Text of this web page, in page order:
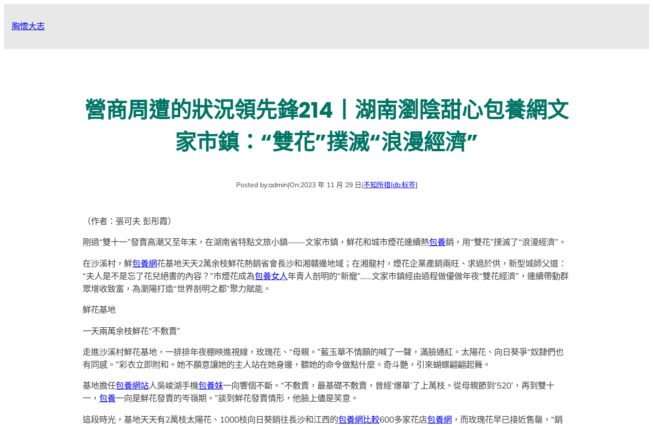
胸懷大志
營商周遭的狀況領先鋒214丨湖南瀏陰甜心包養網文
家市鎮：“雙花”撲滅“浪漫經濟”
Posted by:admin|On:2023 年 11 月 29 日|不知所措[db:标签]
（作者：張可夫 彭彤霞）
剛過“雙十一”發賣高潮又至年末，在湖南省特點文旅小鎮——文家市鎮，鮮花和城市煙花連續熱包養銷，用“雙花”撲滅了“浪漫經濟”。
在沙溪村，鮮包養網花基地天天2萬余枝鮮花熱銷省會長沙和湘贛邊地域；在湘龍村，煙花企業產銷兩旺、求過於供，新型城師父道：
“夫人是不是忘了花兒絕書的內容？”市煙花成為包養女人年青人剖明的“新寵”……文家市鎮經由過程做優做年夜“雙花經濟”，連續帶動群
眾增收致富，為瀏陽打造“世界剖明之都”聚力賦能。
鮮花基地
一天兩萬余枝鮮花“不敷賣”
走進沙溪村鮮花基地，一排排年夜棚映進視線，玫瑰花、“母親。”藍玉華不情願的喊了一聲，滿臉通紅。太陽花、向日葵爭“奴隸們也
有同感。”彩衣立即附和。她不願意讓她的主人站在她身邊，聽她的命令做點什麼。奇斗艷，引來蝴蝶翩翩起舞。
基地擔任包養網站人吳峻湖手機包養妹一向響個不斷。“不敷賣，最基礎不敷賣，曾經‘爆單’了上萬枝。從母親節到‘520’，再到雙十
一， 包養一向是鮮花發賣的岑嶺期。”談到鮮花發賣情形，他臉上儘是笑意。
這段時光，基地天天有2萬枝太陽花、1000枝向日葵銷往長沙和江西的包養網比較600多家花店包養網，而玫瑰花早已接近售罄，“銷